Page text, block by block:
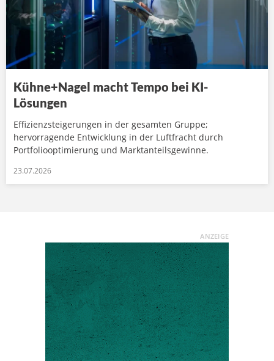
Kühne+Nagel macht Tempo bei KI-
Lösungen
Effizienzsteigerungen in der gesamten Gruppe;
hervorragende Entwicklung in der Luftfracht durch
Portfoliooptimierung und Marktanteilsgewinne.
23.07.2026
ANZEIGE